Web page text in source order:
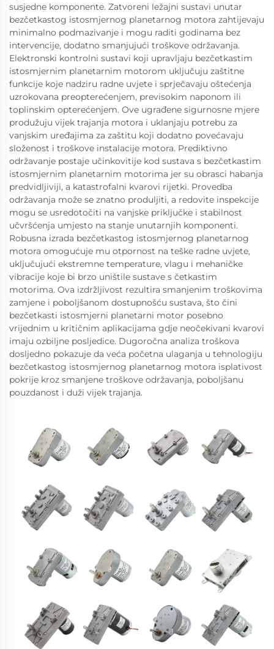
susjedne komponente. Zatvoreni ležajni sustavi unutar
bezčetkastog istosmjernog planetarnog motora zahtijevaju
minimalno podmazivanje i mogu raditi godinama bez
intervencije, dodatno smanjujući troškove održavanja.
Elektronski kontrolni sustavi koji upravljaju bezčetkastim
istosmjernim planetarnim motorom uključuju zaštitne
funkcije koje nadziru radne uvjete i sprječavaju oštećenja
uzrokovana preopterećenjem, previsokim naponom ili
toplinskim opterećenjem. Ove ugrađene sigurnosne mjere
produžuju vijek trajanja motora i uklanjaju potrebu za
vanjskim uređajima za zaštitu koji dodatno povećavaju
složenost i troškove instalacije motora. Prediktivno
održavanje postaje učinkovitije kod sustava s bezčetkastim
istosmjernim planetarnim motorima jer su obrasci habanja
predvidljiviji, a katastrofalni kvarovi rijetki. Provedba
održavanja može se znatno produljiti, a redovite inspekcije
mogu se usredotočiti na vanjske priključke i stabilnost
učvršćenja umjesto na stanje unutarnjih komponenti.
Robusna izrada bezčetkastog istosmjernog planetarnog
motora omogućuje mu otpornost na teške radne uvjete,
uključujući ekstremne temperature, vlagu i mehaničke
vibracije koje bi brzo uništile sustave s četkastim
motorima. Ova izdržljivost rezultira smanjenim troškovima
zamjene i poboljšanom dostupnošću sustava, što čini
bezčetkasti istosmjerni planetarni motor posebno
vrijednim u kritičnim aplikacijama gdje neočekivani kvarovi
imaju ozbiljne posljedice. Dugoročna analiza troškova
dosljedno pokazuje da veća početna ulaganja u tehnologiju
bezčetkastog istosmjernog planetarnog motora isplativost
pokrije kroz smanjene troškove održavanja, poboljšanu
pouzdanost i duži vijek trajanja.